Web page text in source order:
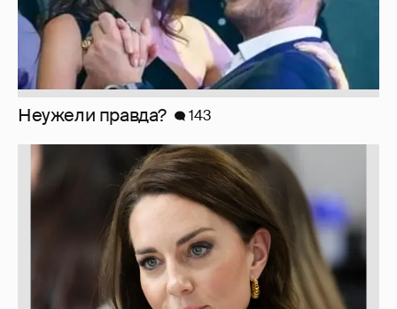
Неужели правда? 143